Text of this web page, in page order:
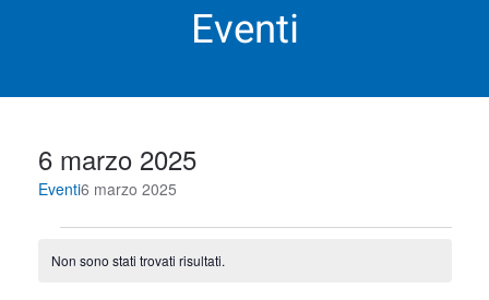
Eventi
6 marzo 2025
Eventi6 marzo 2025
Eventi
Notice
Non sono stati trovati risultati.